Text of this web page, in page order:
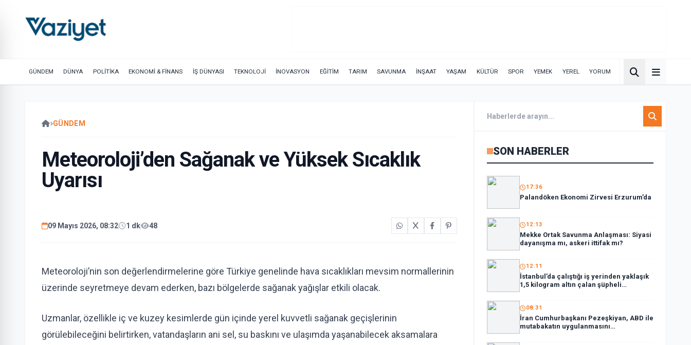
GÜNDEM DÜNYA POLİTİKA EKONOMİ & FİNANS İŞ DÜNYASI TEKNOLOJİ İNOVASYON EĞİTİM TARIM SAVUNMA İNŞAAT YAŞAM KÜLTÜR SPOR YEMEK YEREL YORUM
GÜNDEM
Meteoroloji’den Sağanak ve Yüksek Sıcaklık
Uyarısı
09 Mayıs 2026, 08:32 1 dk 48
Meteoroloji’nin son değerlendirmelerine göre Türkiye genelinde hava sıcaklıkları mevsim normallerinin
üzerinde seyretmeye devam ederken, bazı bölgelerde sağanak yağışlar etkili olacak.
Uzmanlar, özellikle iç ve kuzey kesimlerde gün içinde yerel kuvvetli sağanak geçişlerinin
görülebileceğini belirtirken, vatandaşların ani sel, su baskını ve ulaşımda yaşanabilecek aksamalara
SON HABERLER
17:36
Palandöken Ekonomi Zirvesi Erzurum’da
12:13
Mekke Ortak Savunma Anlaşması: Siyasi
dayanışma mı, askeri ittifak mı?
12:11
İstanbul’da çalıştığı iş yerinden yaklaşık
1,5 kilogram altın çalan şüpheli
tutuklandı
08:31
İran Cumhurbaşkanı Pezeşkiyan, ABD ile
mutabakatın uygulanmasını
desteklediklerini söyledi: